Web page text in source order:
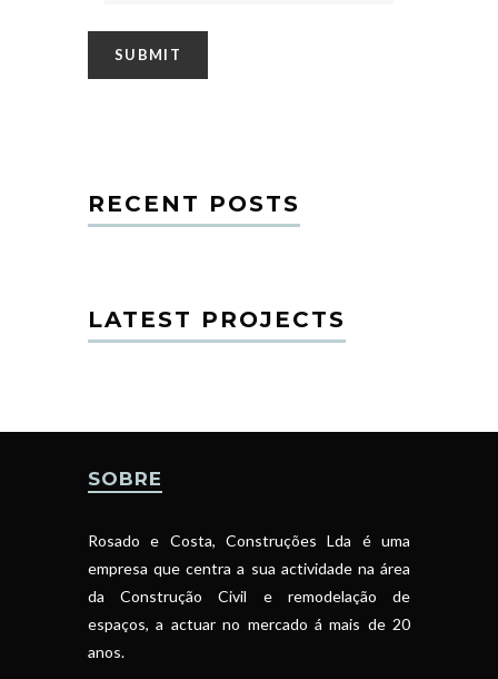
RECENT POSTS
LATEST PROJECTS
SOBRE
Rosado e Costa, Construções Lda é uma
empresa que centra a sua actividade na área
da Construção Civil e remodelação de
espaços, a actuar no mercado á mais de 20
anos.